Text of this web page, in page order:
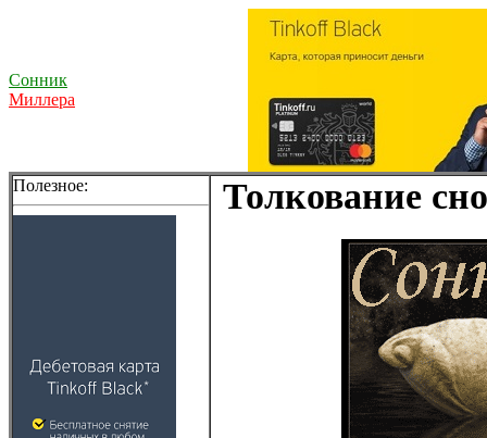
Сонник
Миллера
Полезное: Толкование